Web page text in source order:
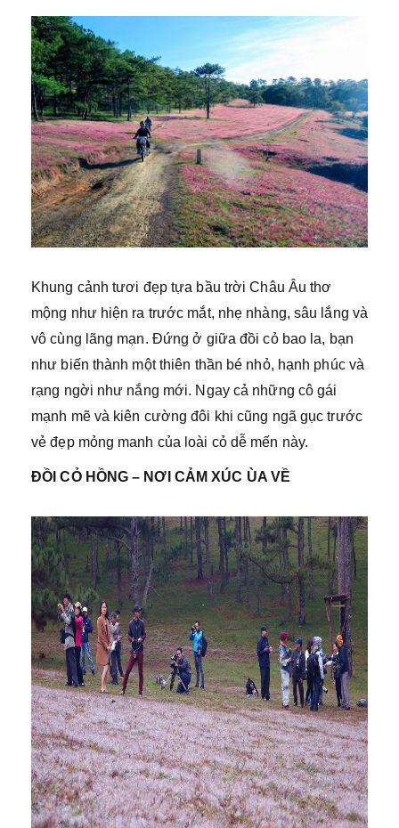
Khung cảnh tươi đẹp tựa bầu trời Châu Âu thơ
mộng như hiện ra trước mắt, nhẹ nhàng, sâu lắng và
vô cùng lãng mạn. Đứng ở giữa đồi cỏ bao la, bạn
như biến thành một thiên thần bé nhỏ, hạnh phúc và
rạng ngời như nắng mới. Ngay cả những cô gái
mạnh mẽ và kiên cường đôi khi cũng ngã gục trước
vẻ đẹp mỏng manh của loài cỏ dễ mến này.
ĐỒI CỎ HỒNG – NƠI CẢM XÚC ÙA VỀ